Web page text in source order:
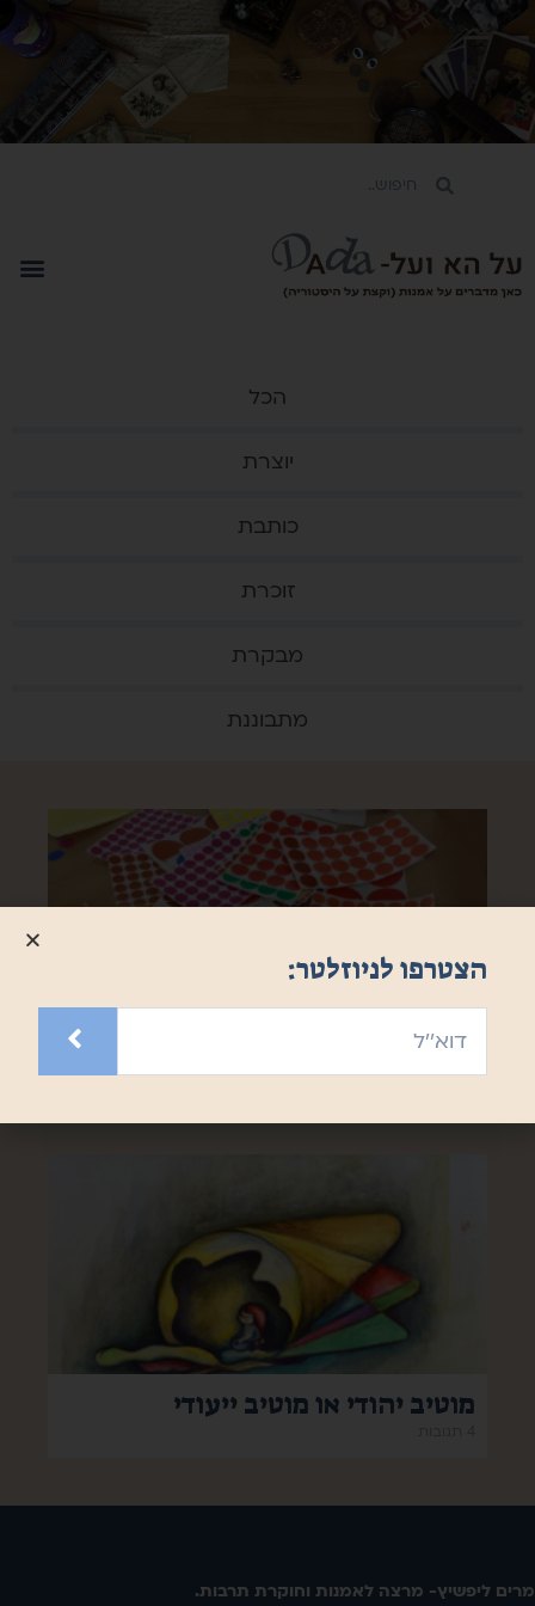
הכל
יוצרת
כותבת
זוכרת
מבקרת
מתבוננת
תרבות בגן הבוטני
מוטיב יהודי או מוטיב ייעודי
מרים ליפשיץ- מרצה לאמנות וחוקרת תרבות.
הצטרפו לניוזלטר: